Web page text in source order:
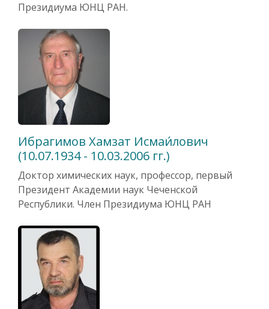
Президиума ЮНЦ РАН.
Ибрагимов Хамзат Исмаи́лович
(10.07.1934 - 10.03.2006 гг.)
Доктор химических наук, профессор, первый
Президент Академии наук Чеченской
Республики. Член Президиума ЮНЦ РАН